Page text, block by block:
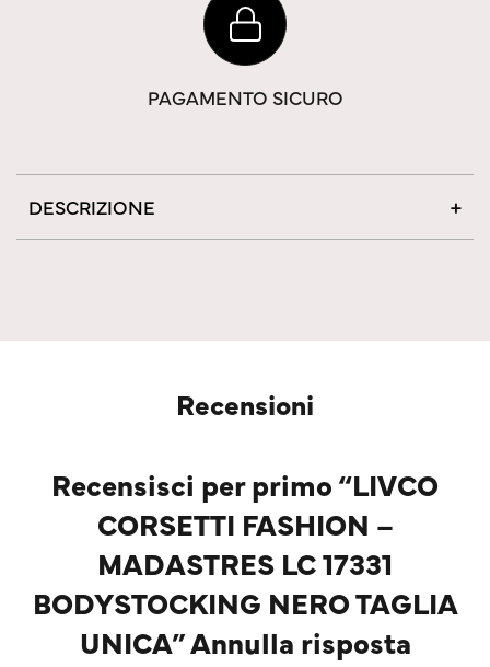
PAGAMENTO SICURO
DESCRIZIONE
Recensioni
Recensisci per primo “LIVCO
CORSETTI FASHION –
MADASTRES LC 17331
BODYSTOCKING NERO TAGLIA
UNICA” Annulla risposta